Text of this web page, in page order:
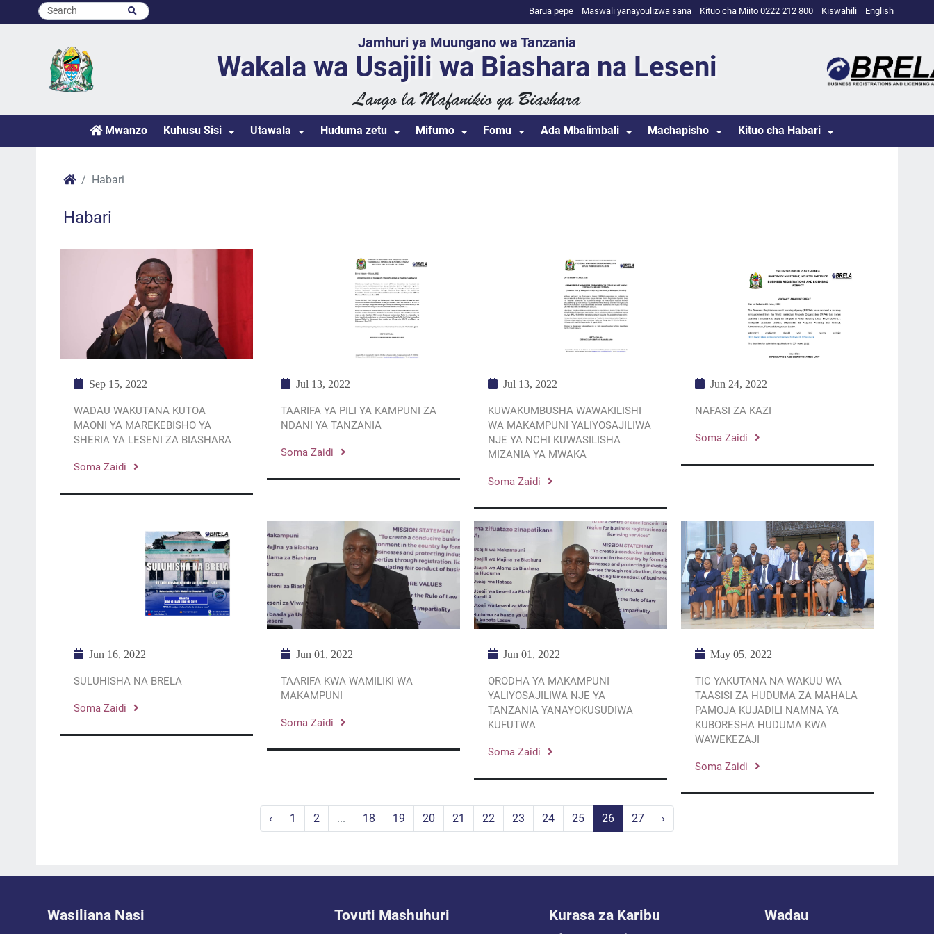
English
Kiswahili
Kituo cha Miito 0222 212 800
Maswali yanayoulizwa sana
Barua pepe
Jamhuri ya Muungano wa Tanzania
Wakala wa Usajili wa Biashara na Leseni
Lango la Mafanikio ya Biashara
Mwanzo Kuhusu Sisi Utawala Huduma zetu Mifumo Fomu Ada Mbalimbali Machapisho Kituo cha Habari
Habari
Habari
Sep 15, 2022
WADAU WAKUTANA KUTOA
MAONI YA MAREKEBISHO YA
SHERIA YA LESENI ZA BIASHARA
Soma Zaidi
Jul 13, 2022
TAARIFA YA PILI YA KAMPUNI ZA
NDANI YA TANZANIA
Soma Zaidi
Jul 13, 2022
KUWAKUMBUSHA WAWAKILISHI
WA MAKAMPUNI YALIYOSAJILIWA
NJE YA NCHI KUWASILISHA
MIZANIA YA MWAKA
Soma Zaidi
Jun 24, 2022
NAFASI ZA KAZI
Soma Zaidi
Jun 16, 2022
SULUHISHA NA BRELA
Soma Zaidi
Jun 01, 2022
TAARIFA KWA WAMILIKI WA
MAKAMPUNI
Soma Zaidi
Jun 01, 2022
ORODHA YA MAKAMPUNI
YALIYOSAJILIWA NJE YA
TANZANIA YANAYOKUSUDIWA
KUFUTWA
Soma Zaidi
May 05, 2022
TIC YAKUTANA NA WAKUU WA
TAASISI ZA HUDUMA ZA MAHALA
PAMOJA KUJADILI NAMNA YA
KUBORESHA HUDUMA KWA
WAWEKEZAJI
Soma Zaidi
‹ 1 2 ... 18 19 20 21 22 23 24 25 26 27 ›
Wasiliana Nasi Tovuti Mashuhuri Kurasa za Karibu Wadau